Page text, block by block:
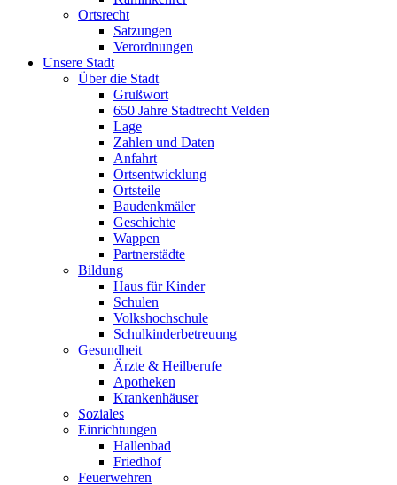
Ortsrecht
Satzungen
Verordnungen
Unsere Stadt
Über die Stadt
Grußwort
650 Jahre Stadtrecht Velden
Lage
Zahlen und Daten
Anfahrt
Ortsentwicklung
Ortsteile
Baudenkmäler
Geschichte
Wappen
Partnerstädte
Bildung
Haus für Kinder
Schulen
Volkshochschule
Schulkinderbetreuung
Gesundheit
Ärzte & Heilberufe
Apotheken
Krankenhäuser
Soziales
Einrichtungen
Hallenbad
Friedhof
Feuerwehren